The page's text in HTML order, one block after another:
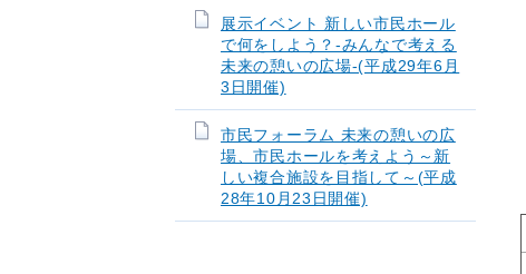
展示イベント 新しい市民ホール
で何をしよう？-みんなで考える
未来の憩いの広場-(平成29年6月
3日開催)
市民フォーラム 未来の憩いの広
場、市民ホールを考えよう～新
しい複合施設を目指して～(平成
28年10月23日開催)